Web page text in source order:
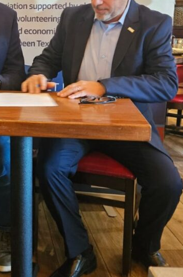
Argentina